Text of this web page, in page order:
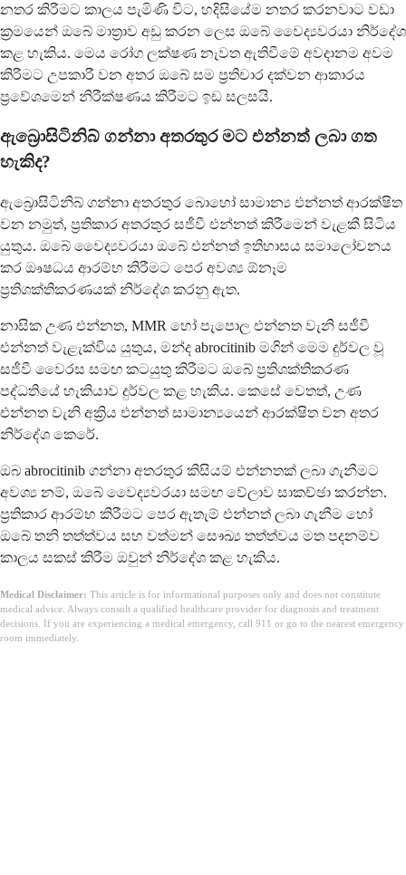
නතර කිරීමට කාලය පැමිණි විට, හදිසියේම නතර කරනවාට වඩා
ක්‍රමයෙන් ඔබේ මාත්‍රාව අඩු කරන ලෙස ඔබේ වෛද්‍යවරයා නිර්දේශ
කළ හැකිය. මෙය රෝග ලක්ෂණ නැවත ඇතිවීමේ අවදානම අවම
කිරීමට උපකාරී වන අතර ඔබේ සම ප්‍රතිචාර දක්වන ආකාරය
ප්‍රවේශමෙන් නිරීක්ෂණය කිරීමට ඉඩ සලසයි.
ඇබ්‍රොසිටිනිබ් ගන්නා අතරතුර මට එන්නත් ලබා ගත
හැකිද?
ඇබ්‍රොසිටිනිබ් ගන්නා අතරතුර බොහෝ සාමාන්‍ය එන්නත් ආරක්ෂිත
වන නමුත්, ප්‍රතිකාර අතරතුර සජීවී එන්නත් කිරීමෙන් වැළකී සිටිය
යුතුය. ඔබේ වෛද්‍යවරයා ඔබේ එන්නත් ඉතිහාසය සමාලෝචනය
කර ඖෂධය ආරම්භ කිරීමට පෙර අවශ්‍ය ඕනෑම
ප්‍රතිශක්තිකරණයක් නිර්දේශ කරනු ඇත.
නාසික උණ එන්නත, MMR හෝ පැපොල එන්නත වැනි සජීවී
එන්නත් වැළැක්විය යුතුය, මන්ද abrocitinib මගින් මෙම දුර්වල වූ
සජීවී වෛරස සමඟ කටයුතු කිරීමට ඔබේ ප්‍රතිශක්තිකරණ
පද්ධතියේ හැකියාව දුර්වල කළ හැකිය. කෙසේ වෙතත්, උණ
එන්නත වැනි අක්‍රිය එන්නත් සාමාන්‍යයෙන් ආරක්ෂිත වන අතර
නිර්දේශ කෙරේ.
ඔබ abrocitinib ගන්නා අතරතුර කිසියම් එන්නතක් ලබා ගැනීමට
අවශ්‍ය නම්, ඔබේ වෛද්‍යවරයා සමඟ වේලාව සාකච්ඡා කරන්න.
ප්‍රතිකාර ආරම්භ කිරීමට පෙර ඇතැම් එන්නත් ලබා ගැනීම හෝ
ඔබේ තනි තත්ත්වය සහ වත්මන් සෞඛ්‍ය තත්ත්වය මත පදනම්ව
කාලය සකස් කිරීම ඔවුන් නිර්දේශ කළ හැකිය.
Medical Disclaimer: This article is for informational purposes only and does not constitute
medical advice. Always consult a qualified healthcare provider for diagnosis and treatment
decisions. If you are experiencing a medical emergency, call 911 or go to the nearest emergency
room immediately.